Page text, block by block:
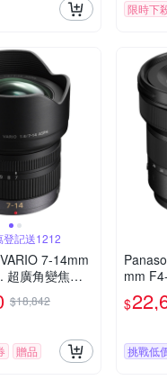
限時下
登記送1212
7-14mm
超廣角變焦鏡
$18,842
贈品
mm
變焦
$
挑戰低